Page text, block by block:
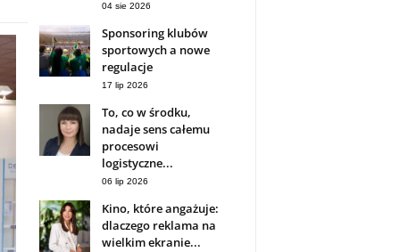
04 sie 2026
Sponsoring klubów
sportowych a nowe
regulacje
17 lip 2026
To, co w środku,
nadaje sens całemu
procesowi
logistyczne...
06 lip 2026
Kino, które angażuje:
dlaczego reklama na
wielkim ekranie...